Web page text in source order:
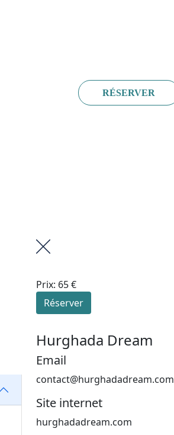
RÉSERVER
Prix: 65 €
Réserver
Hurghada Dream
Email
contact@hurghadadream.com
Site internet
hurghadadream.com